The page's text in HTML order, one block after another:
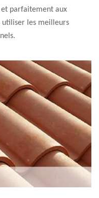
et parfaitement aux
utiliser les meilleurs